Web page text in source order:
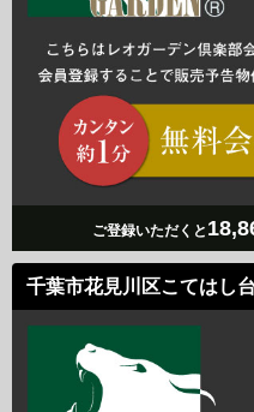
ご登録いただくと
千葉市花見川区こてはし